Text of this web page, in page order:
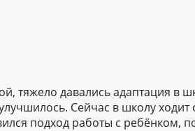
тяжело давались адаптация в
Сейчас в школу
подход работы с